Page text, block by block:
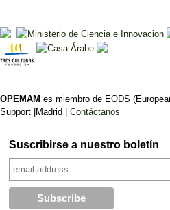
OPEMAM es miembro de EODS
Support |Madrid | Contáctanos
Suscribirse a nuestro boletín